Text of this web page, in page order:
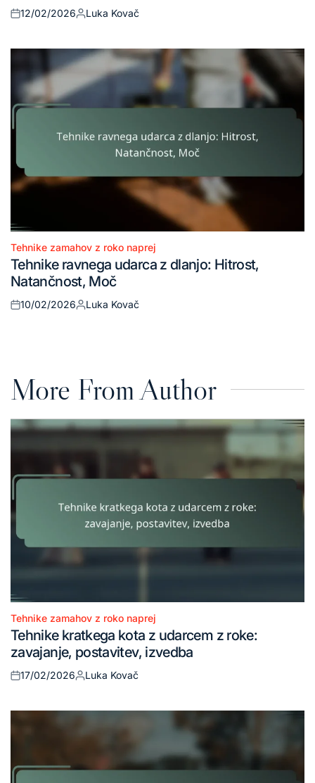
Posted
12/02/2026
Posted
Luka Kovač
Posted
in
Tehnike zamahov z roko naprej
Tehnike ravnega udarca z dlanjo: Hitrost,
Natančnost, Moč
Posted
10/02/2026
Posted
Luka Kovač
More From Author
Posted
in
Tehnike zamahov z roko naprej
Tehnike kratkega kota z udarcem z roke:
zavajanje, postavitev, izvedba
Posted
17/02/2026
Posted
Luka Kovač